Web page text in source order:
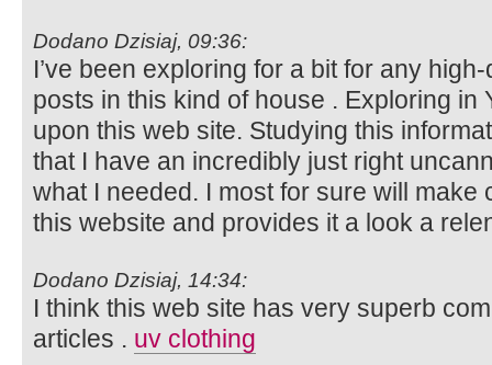
Dodano Dzisiaj, 09:36:
I’ve been exploring for a bit for any
posts in this kind of house . Exploring in
upon this web site. Studying this
that I have an incredibly just right
what I needed. I most for sure will make
this website and provides it a look a
Dodano Dzisiaj, 14:34:
I think this web site has very superb
articles . uv clothing